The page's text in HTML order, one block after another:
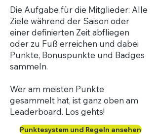
Die Aufgabe für die Mitglieder: Alle
Ziele während der Saison oder
einer definierten Zeit abfliegen
oder zu Fuß erreichen und dabei
Punkte, Bonuspunkte und Badges
sammeln.
Wer am meisten Punkte
gesammelt hat, ist ganz oben am
Leaderboard. Los gehts!
Punktesystem und Regeln ansehen